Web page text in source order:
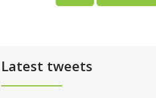
Latest tweets